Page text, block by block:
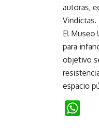
autoras,
Vindictas.
El Museo
para
objetivo
espacio